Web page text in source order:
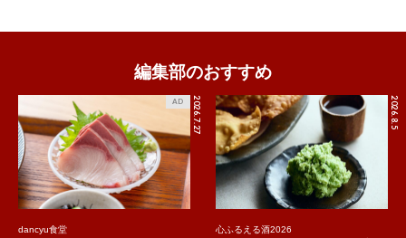
編集部のおすすめ
2026.7.27
AD
dancyu食堂
2026.8.5
心ふるえる酒2026